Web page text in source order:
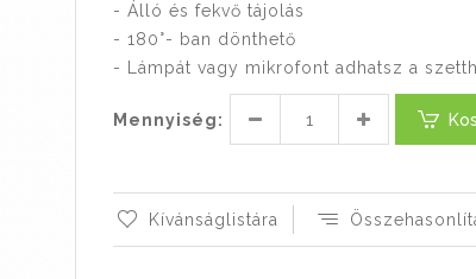
- Álló és fekvő tájolás
- 180°- ban dönthető
- Lámpát vagy mikrofont adhatsz a
Mennyiség:
Kívánságlistára